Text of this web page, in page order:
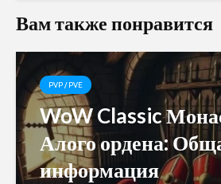
Вам также понравится
PVP / PVE
WoW Classic
Алого ордена:
информация